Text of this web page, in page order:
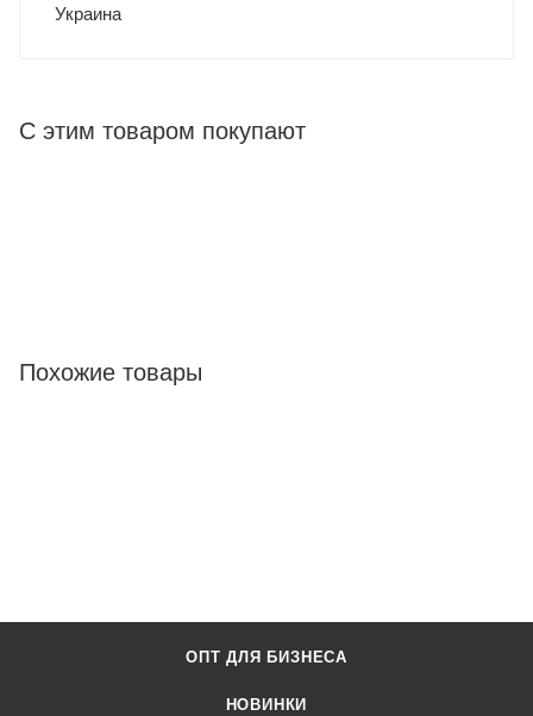
Украина
С этим товаром покупают
Похожие товары
ОПТ ДЛЯ БИЗНЕСА
НОВИНКИ